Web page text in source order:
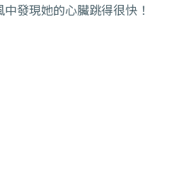
發現她的心臟跳得很快！